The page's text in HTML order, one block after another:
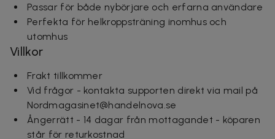
Passar för både nybörjare och erfarna användare
Perfekta för helkroppsträning inomhus och
utomhus
Villkor
Frakt tillkommer
Vid frågor - kontakta supporten direkt via mail på
Nordmagasinet@handelnova.se
Ångerrätt - 14 dagar från mottagandet - köparen
står för returkostnad